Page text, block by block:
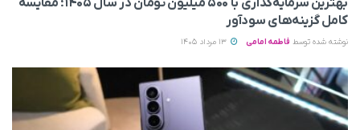
کامل گزینه‌های سودآور
نوشته شده توسط فاطمه امامی